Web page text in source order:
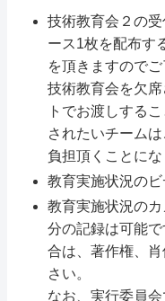
技術教育会２の
ース1枚を配布す
を頂きますのでご
技術教育会を欠
トでお渡しする
されたいチーム
負担頂くことに
教育実施状況のビ
教育実施状況の
分の記録は可能
合は、著作権、
さい。
なお、実行委員